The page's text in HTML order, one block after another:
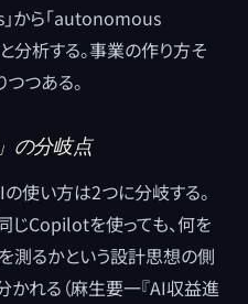
から「autonomous
分析する。事業の作り方そ
つある。
の分岐点
使い方は2つに分岐する。
じCopilotを使っても、何を
測るかという設計思想の側
れる（麻生要一『AI収益進